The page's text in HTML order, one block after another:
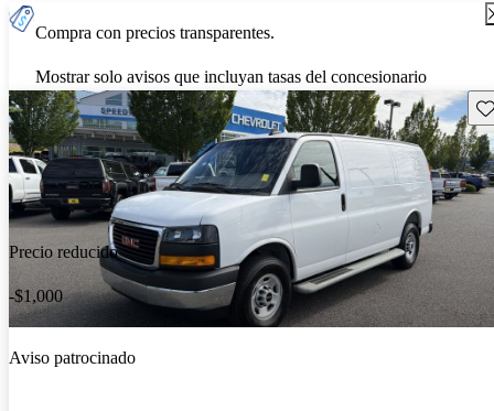
Compra con precios transparentes.
Mostrar solo avisos que incluyan tasas del concesionario
Precio reducido
-$1,000
Aviso patrocinado